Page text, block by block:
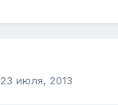
23 июля, 2013